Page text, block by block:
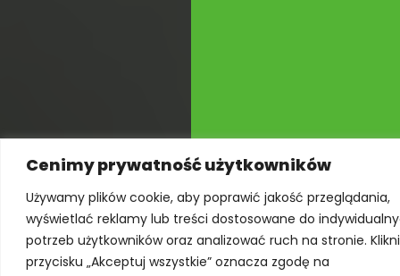
Cenimy prywatność użytkowników
Używamy plików cookie, aby poprawić jakość przeglądania,
wyświetlać reklamy lub treści dostosowane do
potrzeb użytkowników oraz analizować ruch na stronie.
przycisku „Akceptuj wszystkie” oznacza zgodę na